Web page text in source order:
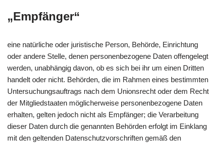
„Empfänger“
eine natürliche oder juristische Person, Behörde, Einrichtung
oder andere Stelle, denen personenbezogene Daten offengelegt
werden, unabhängig davon, ob es sich bei ihr um einen Dritten
handelt oder nicht. Behörden, die im Rahmen eines bestimmten
Untersuchungsauftrags nach dem Unionsrecht oder dem Recht
der Mitgliedstaaten möglicherweise personenbezogene Daten
erhalten, gelten jedoch nicht als Empfänger; die Verarbeitung
dieser Daten durch die genannten Behörden erfolgt im Einklang
mit den geltenden Datenschutzvorschriften gemäß den